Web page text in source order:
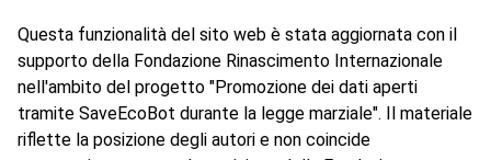
Questa funzionalità del sito web è stata aggiornata con il
supporto della Fondazione Rinascimento Internazionale
nell'ambito del progetto "Promozione dei dati aperti
tramite SaveEcoBot durante la legge marziale". Il materiale
riflette la posizione degli autori e non coincide